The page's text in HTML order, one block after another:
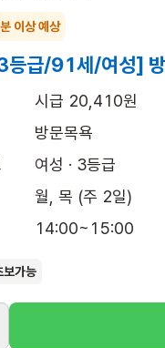
이상 예상
급/91세/여성] 방
시급 20,410원
방문목욕
여성 · 3등급
월, 목 (주 2일)
14:00~15:00
보가능